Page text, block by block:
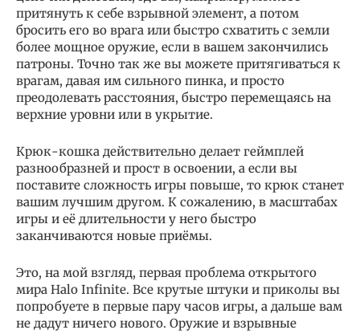
притянуть к себе взрывной элемент, а потом
бросить его во врага или быстро схватить с земли
более мощное оружие, если в вашем закончились
патроны. Точно так же вы можете притягиваться к
врагам, давая им сильного пинка, и просто
преодолевать расстояния, быстро перемещаясь на
верхние уровни или в укрытие.
Крюк-кошка действительно делает геймплей
разнообразней и прост в освоении, а если вы
поставите сложность игры повыше, то крюк станет
вашим лучшим другом. К сожалению, в масштабах
игры и её длительности у него быстро
заканчиваются новые приёмы.
Это, на мой взгляд, первая проблема открытого
мира Halo Infinite. Все крутые штуки и приколы вы
попробуете в первые пару часов игры, а дальше вам
не дадут ничего нового. Оружие и взрывные